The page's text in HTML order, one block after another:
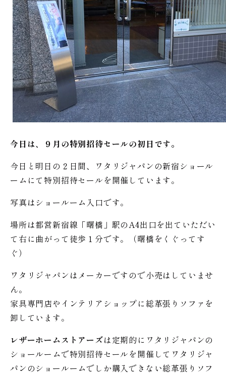
今日は、９月の特別招待セールの初日です。
今日と明日の２日間、ワタリジャパンの新宿ショール
ームにて特別招待セールを開催しています。
写真はショールーム入口です。
場所は都営新宿線「曙橋」駅のA4出口を出ていただい
て右に曲がって徒歩１分です。（曙橋をくぐってす
ぐ）
ワタリジャパンはメーカーですので小売はしていませ
ん。
家具専門店やインテリアショップに総革張りソファを
卸しています。
レザーホームストアーズは定期的にワタリジャパンの
ショールームで特別招待セールを開催してワタリジャ
パンのショールームでしか購入できない総革張りソフ